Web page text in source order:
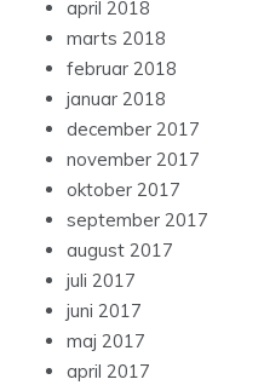
april 2018
marts 2018
februar 2018
januar 2018
december 2017
november 2017
oktober 2017
september 2017
august 2017
juli 2017
juni 2017
maj 2017
april 2017